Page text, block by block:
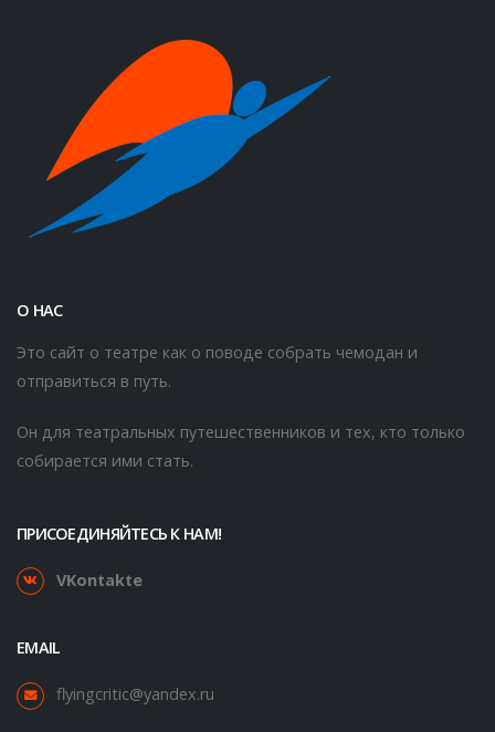
О НАС
Это сайт о театре как о поводе собрать чемодан и
отправиться в путь.
Он для театральных путешественников и тех, кто только
собирается ими стать.
ПРИСОЕДИНЯЙТЕСЬ К НАМ!
VKontakte
EMAIL
flyingcritic@yandex.ru